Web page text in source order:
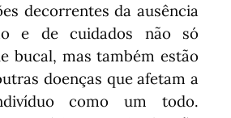
decorrentes da ausência
e de cuidados não só
bucal, mas também estão
doenças que afetam a
como um todo.